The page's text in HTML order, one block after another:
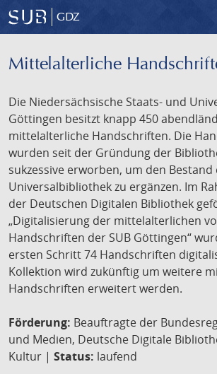
GDZ
Mittelalterliche
Die Niedersächsische Staats- und
Göttingen besitzt knapp 450
mittelalterliche Handschriften. Die
wurden seit der Gründung der
sukzessive erworben, um den Bestand
Universalbibliothek zu ergänzen. Im
der Deutschen Digitalen Bibliothek
„Digitalisierung der mittelalterlichen
Handschriften der SUB Göttingen“
ersten Schritt 74 Handschriften
Kollektion wird zukünftig um weitere
Handschriften erweitert werden.
Förderung: Beauftragte der
und Medien, Deutsche Digitale
Kultur | Status: laufend